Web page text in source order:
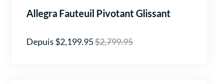
Allegra Fauteuil Pivotant Glissant
Depuis $2,199.95$2,799.95